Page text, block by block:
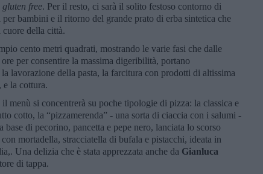
gluten free. Per il resto, ci sarà il solito festoso contorno di
bambini e il ritorno del grande prato di erba sintetica che
cuore della città.
cento metri quadrati, mostrando le varie fasi che dalle
per consentire la massima digeribilità, portano
lavorazione della pasta, la farcitura con prodotti di altissima
e la cottura.
menù si concentrerà su poche tipologie di pizza: la classica e
cotto, la “pizzamerenda” - una sorta di ciaccia con i salumi -
a base di pecorino, pancetta e pepe nero, lanciata lo scorso
mortadella, stracciatella di bufala e pistacchi, ideata in
Una delizia che è stata apprezzata anche da Gianluca
di tappa.